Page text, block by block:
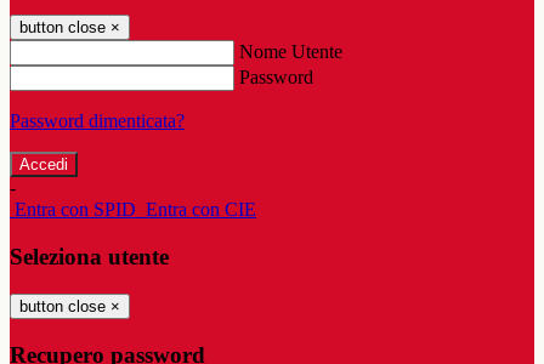
button close ×
Nome Utente
Password
Password dimenticata?
-
Entra con SPID Entra con CIE
Seleziona utente
button close ×
Recupero password